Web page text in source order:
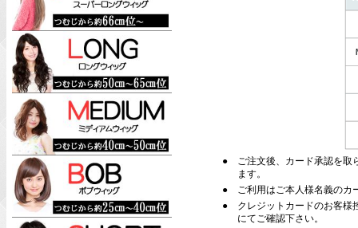
●
ご注文後、カード承認を取
ます。
●
ご利用はご本人様名義のカ
●
クレジットカードのお客様
にてご確認下さい。